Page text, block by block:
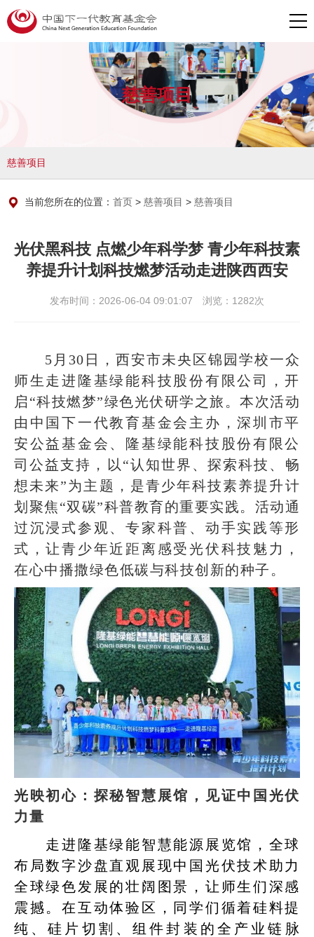
慈善项目
慈善项目
当前您所在的位置： 首页 > 慈善项目 > 慈善项目
光伏黑科技 点燃少年科学梦 青少年科技素
养提升计划科技燃梦活动走进陕西西安
发布时间：2026-06-04 09:01:07 浏览：1282次
5 月30日，西安市未央区锦园学校一众
师生走进隆基绿能科技股份有限公司，开
启“科技燃梦”绿色光伏研学之旅。本次活动
由中国下一代教育基金会主办，深圳市平
安公益基金会、隆基绿能科技股份有限公
司公益支持，以“认知世界、探索科技、畅
想未来”为主题，是青少年科技素养提升计
划聚焦“双碳”科普教育的重要实践。活动通
过沉浸式参观、专家科普、动手实践等形
式，让青少年近距离感受光伏科技魅力，
在心中播撒绿色低碳与科技创新的种子。
光映初心：探秘智慧展馆，见证中国光伏
力量
走进隆基绿能智慧能源展览馆，全球
布局数字沙盘直观展现中国光伏技术助力
全球绿色发展的壮阔图景，让师生们深感
震撼。在互动体验区，同学们循着硅料提
纯、硅片切割、组件封装的全产业链脉